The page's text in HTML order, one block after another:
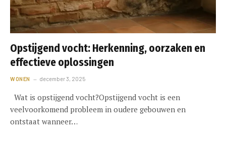
Opstijgend vocht: Herkenning, oorzaken en
effectieve oplossingen
WONEN december 3, 2025
Wat is opstijgend vocht?Opstijgend vocht is een
veelvoorkomend probleem in oudere gebouwen en
ontstaat wanneer…